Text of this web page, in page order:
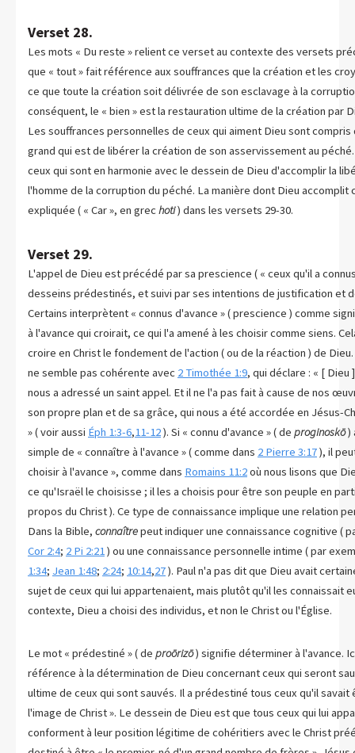
Verset 28.
Les mots « Du reste » relient ce verset au contexte des versets
que « tout » fait référence aux souffrances que la création et les
ce que toute la création soit délivrée de son esclavage à la
conséquent, le « bien » est la restauration ultime de la création par
Les souffrances personnelles de ceux qui aiment Dieu sont compris
grand qui est de libérer la création de son asservissement au
ceux qui sont en harmonie avec le dessein de Dieu d'accomplir la
l'homme de la corruption du péché. La manière dont Dieu accomplit
expliquée ( « Car », en grec hoti) dans les versets 29-30.
Verset 29.
L'appel de Dieu est précédé par sa prescience ( « ceux qu'il a
desseins prédestinés, et suivi par ses intentions de justification et
Certains interprètent « connus d'avance » ( prescience ) comme
à l'avance qui croirait, ce qui l'a amené à les choisir comme siens.
croire en Christ le fondement de l'action ( ou de la réaction ) de
ne semble pas cohérente avec 2 Timothée 1:9, qui déclare : « [ Dieu
nous a adressé un saint appel. Et il ne l'a pas fait à cause de nos
son propre plan et de sa grâce, qui nous a été accordée en Jésus-
» ( voir aussi Éph 1:3-6,11-12). Si « connu d'avance » ( de proginoskō)
simple de « connaître à l'avance » ( comme dans 2 Pierre 3:17), il
choisir à l'avance », comme dans Romains 11:2où nous lisons que
ce qu'Israël le choisisse ; il les a choisis pour être son peuple en
propos du Christ ). Ce type de connaissance implique une relation
Dans la Bible, connaîtrepeut indiquer une connaissance cognitive (
Cor 2:4; 2 Pi 2:21) ou une connaissance personnelle intime ( par
1:34; Jean 1:48; 2:24; 10:14,27). Paul n'a pas dit que Dieu avait
sujet de ceux qui lui appartenaient, mais plutôt qu'il les connaissait
contexte, Dieu a choisi des individus, et non le Christ ou l'Église.
Le mot « prédestiné » ( de proōrizō) signifie déterminer à l'avance.
référence à la détermination de Dieu concernant ceux qui seront
ultime de ceux qui sont sauvés. Il a prédestiné tous ceux qu'il savait
l'image de Christ ». Le dessein de Dieu est que tous ceux qui lui
conforment à leur position légitime de cohéritiers avec le Christ